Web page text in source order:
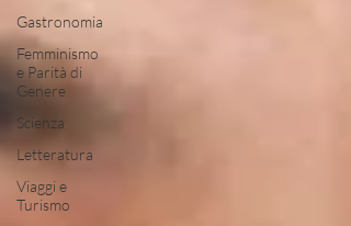
Gastronomia
Femminismo
e Parità di
Genere
Scienza
Letteratura
Viaggi e
Turismo